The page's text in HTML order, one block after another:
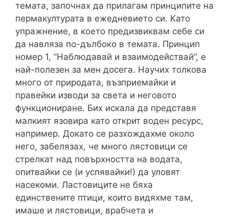
темата, започнах да прилагам принципите на
пермакултурата в ежедневието си. Като
упражнение, в което предизвиквам себе си
да навляза по-дълбоко в темата. Принцип
номер 1, ”Наблюдавай и взаимодействай”, е
най-полезен за мен досега. Научих толкова
много от природата, възприемайки и
правейки изводи за света и неговото
функциониране. Бих искала да представя
малкият язовира като открит воден ресурс,
например. Докато се разхождахме около
него, забелязах, че много лястовици се
стрелкат над повърхността на водата,
опитвайки се (и успявайки!) да уловят
насекоми. Ластовиците не бяха
единствените птици, които видяхме там,
имаше и лястовици, врабчета и